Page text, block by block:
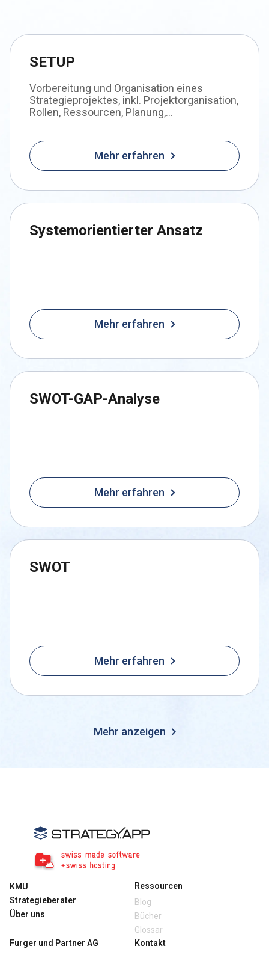
SETUP
Vorbereitung und Organisation eines
Strategieprojektes, inkl. Projektorganisation,
Rollen, Ressourcen, Planung,...
Mehr erfahren
Systemorientierter Ansatz
Mehr erfahren
SWOT-GAP-Analyse
Mehr erfahren
SWOT
Mehr erfahren
Mehr anzeigen
KMU
Strategieberater
Über uns
Ressourcen
Blog
Bücher
Glossar
Furger und Partner AG
Kontakt